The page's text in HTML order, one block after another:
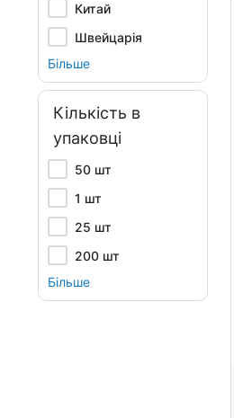
Китай
Швейцарія
Більше
Кількість в
упаковці
50 шт
1 шт
25 шт
200 шт
Більше